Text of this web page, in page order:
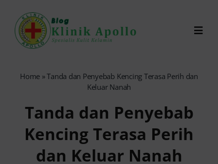
content
Reservasi Online
Home »Tanda dan Penyebab Kencing Terasa Perih dan
Keluar Nanah
Tanda dan Penyebab
Kencing Terasa Perih
dan Keluar Nanah